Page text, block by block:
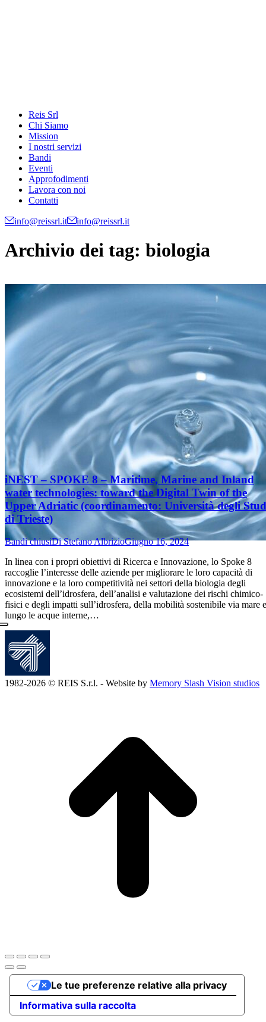
Reis Srl
Chi Siamo
Mission
I nostri servizi
Bandi
Eventi
Approfodimenti
Lavora con noi
Contatti
info@reissrl.it info@reissrl.it
Archivio dei tag: biologia
iNEST – SPOKE 8 – Maritime, Marine and Inland
water technologies: toward the Digital Twin of the
Upper Adriatic (coordinamento: Università degli
di Trieste)
Bandi chiusiDiStefano AlbrizioGiugno 16, 2024
In linea con i propri obiettivi di Ricerca e Innovazione, lo Spoke 8
raccoglie l’interesse delle aziende per migliorare le loro capacità di
innovazione e la loro competitività nei settori della biologia degli
ecosistemi dell’idrosfera, dell’analisi e valutazione dei rischi chimico-
fisici e degli impatti sull’idrosfera, della mobilità sostenibile via mare e
lungo le acque interne,…
1982-2026 © REIS S.r.l. - Website by Memory Slash Vision studios
Informativa sulla raccolta
Le tue preferenze relative alla privacy